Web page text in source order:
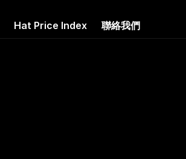
Hat Price Index 聯絡我們